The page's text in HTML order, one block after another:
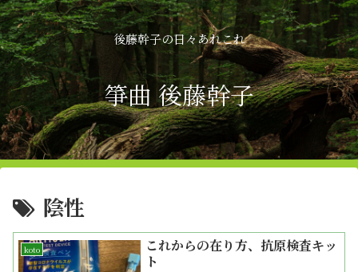
後藤幹子の日々あれこれ
箏曲 後藤幹子
陰性
koto
これからの在り方、抗原検査キッ
ト